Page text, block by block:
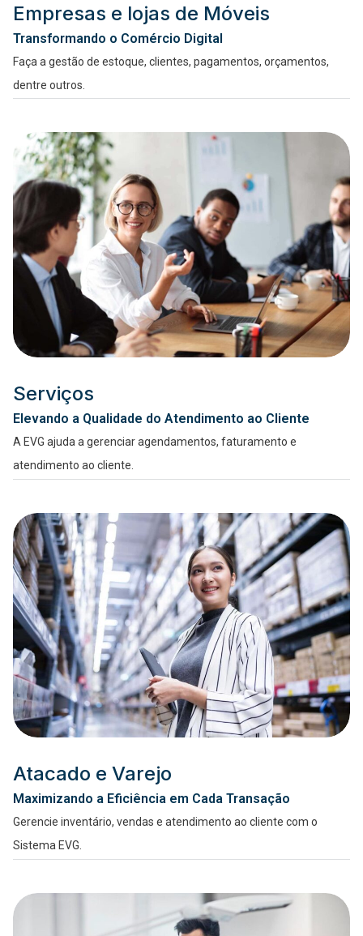
Empresas e lojas de Móveis
Transformando o Comércio Digital
Faça a gestão de estoque, clientes, pagamentos, orçamentos,
dentre outros.
Serviços
Elevando a Qualidade do Atendimento ao Cliente
A EVG ajuda a gerenciar agendamentos, faturamento e
atendimento ao cliente.
Atacado e Varejo
Maximizando a Eficiência em Cada Transação
Gerencie inventário, vendas e atendimento ao cliente com o
Sistema EVG.